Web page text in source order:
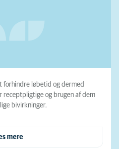
forhindre løbetid og dermed
og brugen af dem
bivirkninger.
mere